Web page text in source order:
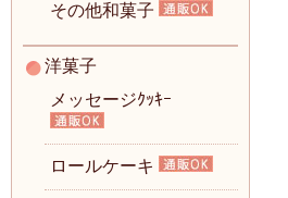
その他和菓子
洋菓子
メッセージｸｯｷｰ
ロールケーキ